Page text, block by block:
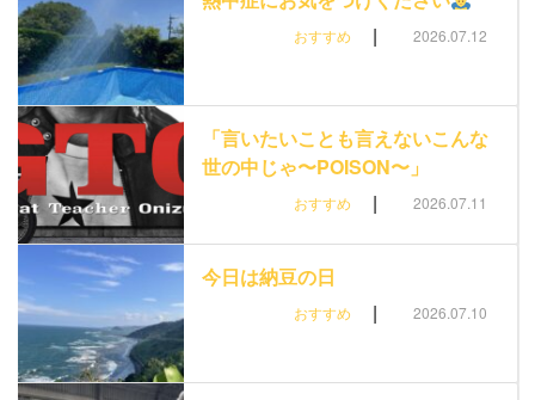
おすすめ | 2026.07.12
「言いたいことも言えないこんな
世の中じゃ〜POISON〜」
おすすめ | 2026.07.11
今日は納豆の日
おすすめ | 2026.07.10